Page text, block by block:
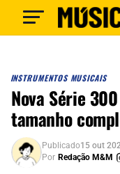
INSTRUMENTOS MUSICAIS
Nova Série
tamanho
Publicado15 out
Por Redação M&M